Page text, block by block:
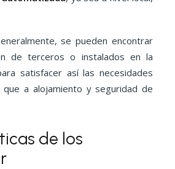
se pueden encontrar
de terceros o instalados en la
satisfacer así las necesidades
a alojamiento y seguridad de
de los